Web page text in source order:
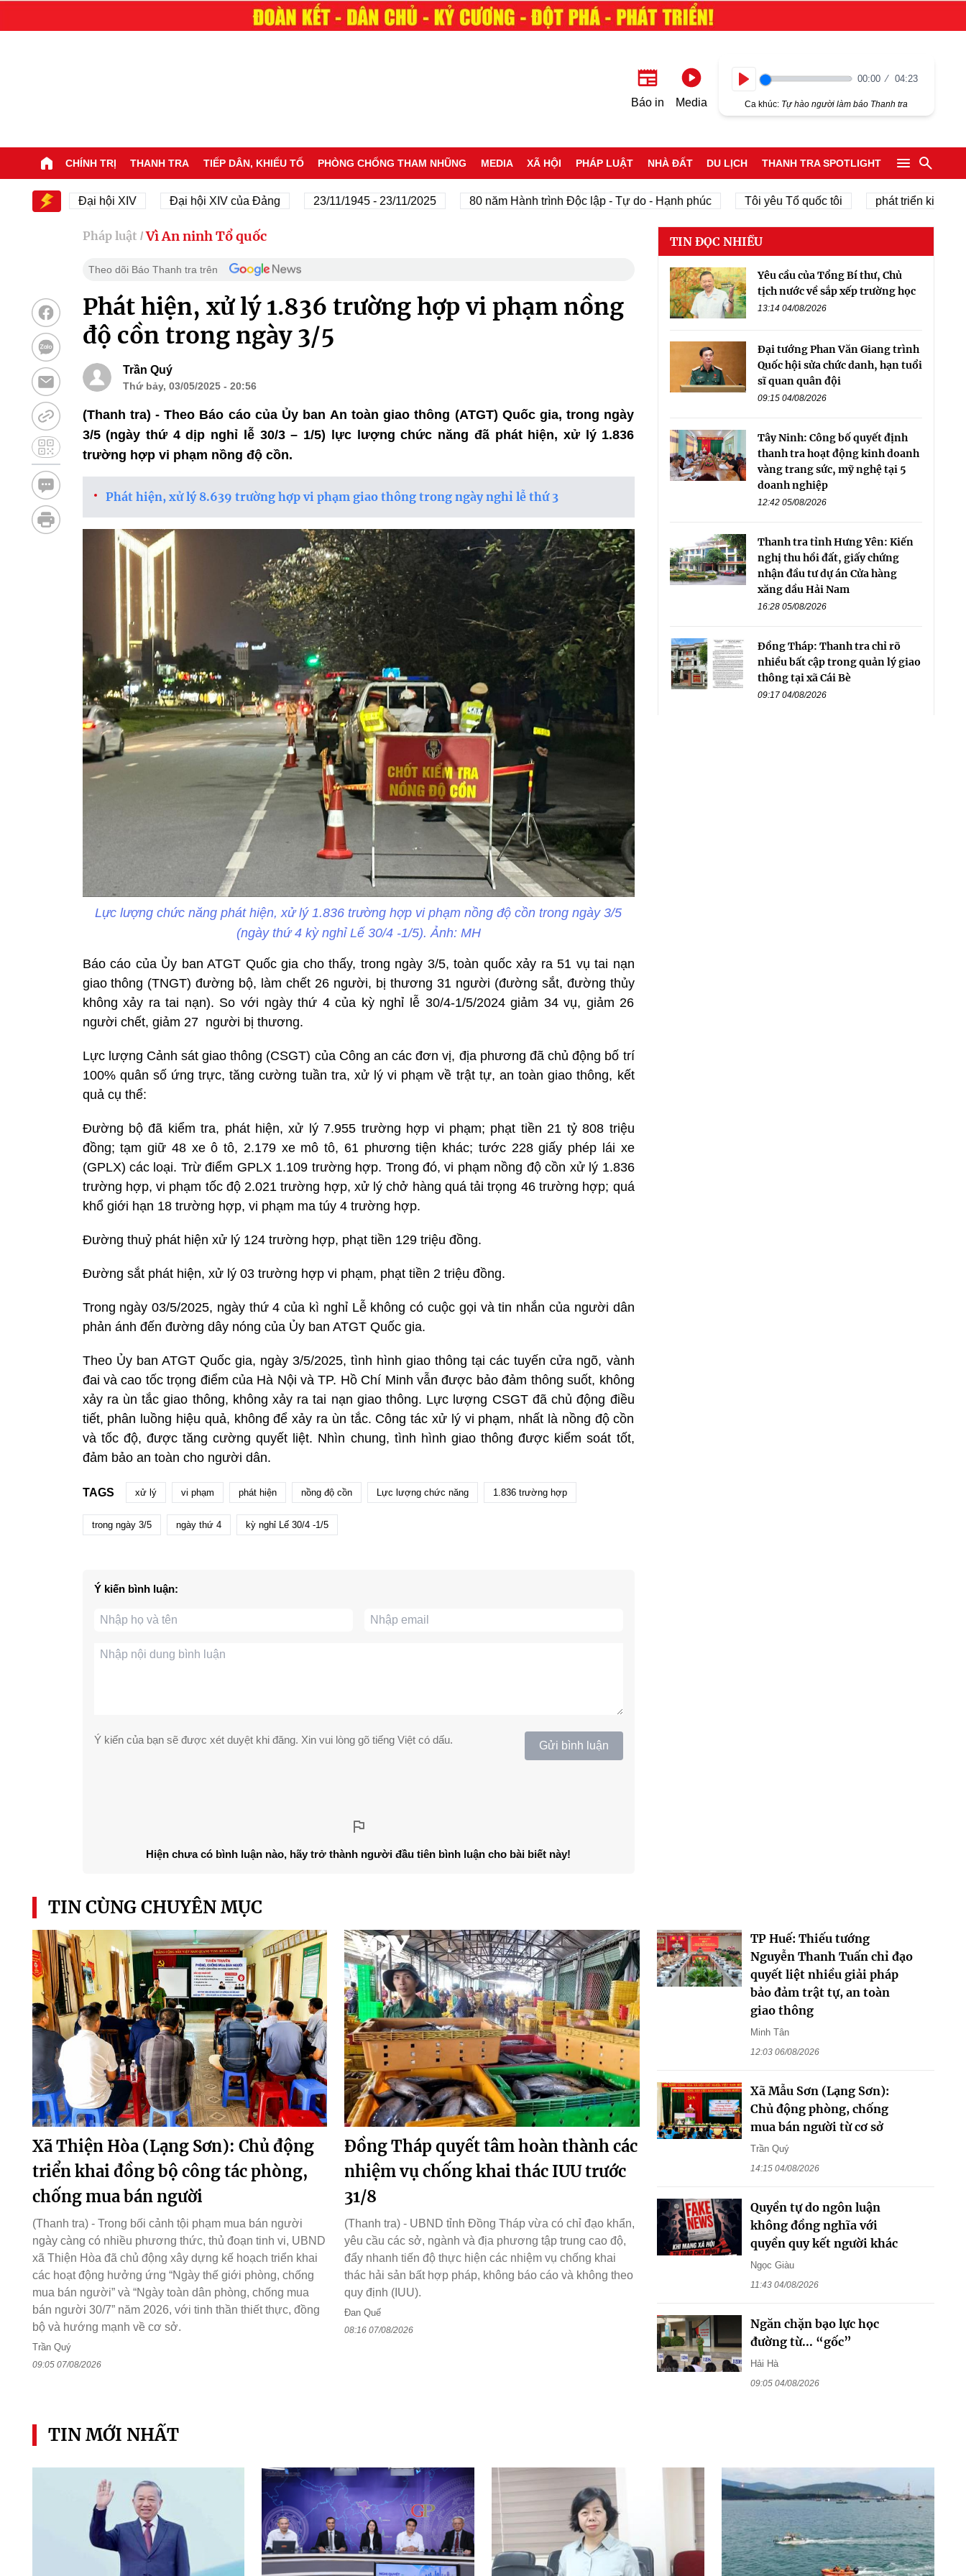
Báo in Media
00:00 04:23
Ca khúc: Tự hào người làm báo Thanh tra
CHÍNH TRỊ THANH TRA TIẾP DÂN, KHIẾU TỐ PHÒNG CHỐNG THAM NHŨNG MEDIA XÃ HỘI PHÁP LUẬT NHÀ ĐẤT DU LỊCH THANH TRA SPOTLIGHT
Đại hội XIV Đại hội XIV của Đảng 23/11/1945 - 23/11/2025 80 năm Hành trình Độc lập - Tự do - Hạnh phúc Tôi yêu Tổ quốc tôi phát triển kinh tế tư
Pháp luật / Vì An ninh Tổ quốc
Theo dõi Báo Thanh tra trên
Phát hiện, xử lý 1.836 trường hợp vi phạm nồng
độ cồn trong ngày 3/5
Trần Quý
Thứ bảy, 03/05/2025 - 20:56
(Thanh tra) - Theo Báo cáo của Ủy ban An toàn giao thông (ATGT) Quốc gia, trong ngày
3/5 (ngày thứ 4 dịp nghỉ lễ 30/3 – 1/5) lực lượng chức năng đã phát hiện, xử lý 1.836
trường hợp vi phạm nồng độ cồn.
Phát hiện, xử lý 8.639 trường hợp vi phạm giao thông trong ngày nghỉ lễ thứ 3
Lực lượng chức năng phát hiện, xử lý 1.836 trường hợp vi phạm nồng độ cồn trong ngày 3/5
(ngày thứ 4 kỳ nghỉ Lế 30/4 -1/5). Ảnh: MH
Báo cáo của Ủy ban ATGT Quốc gia cho thấy, trong ngày 3/5, toàn quốc xảy ra 51 vụ tai nạn
giao thông (TNGT) đường bộ, làm chết 26 người, bị thương 31 người (đường sắt, đường thủy
không xảy ra tai nạn). So với ngày thứ 4 của kỳ nghỉ lễ 30/4-1/5/2024 giảm 34 vụ, giảm 26
người chết, giảm 27 người bị thương.
Lực lượng Cảnh sát giao thông (CSGT) của Công an các đơn vị, địa phương đã chủ động bố trí
100% quân số ứng trực, tăng cường tuần tra, xử lý vi phạm về trật tự, an toàn giao thông, kết
quả cụ thể:
Đường bộ đã kiểm tra, phát hiện, xử lý 7.955 trường hợp vi phạm; phạt tiền 21 tỷ 808 triệu
đồng; tạm giữ 48 xe ô tô, 2.179 xe mô tô, 61 phương tiện khác; tước 228 giấy phép lái xe
(GPLX) các loại. Trừ điểm GPLX 1.109 trường hợp. Trong đó, vi phạm nồng độ cồn xử lý 1.836
trường hợp, vi phạm tốc độ 2.021 trường hợp, xử lý chở hàng quá tải trọng 46 trường hợp; quá
khổ giới hạn 18 trường hợp, vi phạm ma túy 4 trường hợp.
Đường thuỷ phát hiện xử lý 124 trường hợp, phạt tiền 129 triệu đồng.
Đường sắt phát hiện, xử lý 03 trường hợp vi phạm, phạt tiền 2 triệu đồng.
Trong ngày 03/5/2025, ngày thứ 4 của kì nghỉ Lễ không có cuộc gọi và tin nhắn của người dân
phản ánh đến đường dây nóng của Ủy ban ATGT Quốc gia.
Theo Ủy ban ATGT Quốc gia, ngày 3/5/2025, tình hình giao thông tại các tuyến cửa ngõ, vành
đai và cao tốc trọng điểm của Hà Nội và TP. Hồ Chí Minh vẫn được bảo đảm thông suốt, không
xảy ra ùn tắc giao thông, không xảy ra tai nạn giao thông. Lực lượng CSGT đã chủ động điều
tiết, phân luồng hiệu quả, không để xảy ra ùn tắc. Công tác xử lý vi phạm, nhất là nồng độ cồn
và tốc độ, được tăng cường quyết liệt. Nhìn chung, tình hình giao thông được kiểm soát tốt,
đảm bảo an toàn cho người dân.
TAGS xử lý vi phạm phát hiện nồng độ cồn Lực lượng chức năng 1.836 trường hợp
trong ngày 3/5 ngày thứ 4 kỳ nghỉ Lế 30/4 -1/5
Ý kiến bình luận:
Ý kiến của bạn sẽ được xét duyệt khi đăng. Xin vui lòng gõ tiếng Việt có dấu. Gửi bình luận
Hiện chưa có bình luận nào, hãy trở thành người đầu tiên bình luận cho bài biết này!
TIN ĐỌC NHIỀU
Yêu cầu của Tổng Bí thư, Chủ
tịch nước về sắp xếp trường học
13:14 04/08/2026
Đại tướng Phan Văn Giang trình
Quốc hội sửa chức danh, hạn tuổi
sĩ quan quân đội
09:15 04/08/2026
Tây Ninh: Công bố quyết định
thanh tra hoạt động kinh doanh
vàng trang sức, mỹ nghệ tại 5
doanh nghiệp
12:42 05/08/2026
Thanh tra tỉnh Hưng Yên: Kiến
nghị thu hồi đất, giấy chứng
nhận đầu tư dự án Cửa hàng
xăng dầu Hải Nam
16:28 05/08/2026
Đồng Tháp: Thanh tra chỉ rõ
nhiều bất cập trong quản lý giao
thông tại xã Cái Bè
09:17 04/08/2026
TIN CÙNG CHUYÊN MỤC
Xã Thiện Hòa (Lạng Sơn): Chủ động
triển khai đồng bộ công tác phòng,
chống mua bán người
(Thanh tra) - Trong bối cảnh tội phạm mua bán người
ngày càng có nhiều phương thức, thủ đoạn tinh vi, UBND
xã Thiện Hòa đã chủ động xây dựng kế hoạch triển khai
các hoạt động hưởng ứng “Ngày thế giới phòng, chống
mua bán người” và “Ngày toàn dân phòng, chống mua
bán người 30/7” năm 2026, với tinh thần thiết thực, đồng
bộ và hướng mạnh về cơ sở.
Trần Quý
09:05 07/08/2026
Đồng Tháp quyết tâm hoàn thành các
nhiệm vụ chống khai thác IUU trước
31/8
(Thanh tra) - UBND tỉnh Đồng Tháp vừa có chỉ đạo khẩn,
yêu cầu các sở, ngành và địa phương tập trung cao độ,
đẩy nhanh tiến độ thực hiện các nhiệm vụ chống khai
thác hải sản bất hợp pháp, không báo cáo và không theo
quy định (IUU).
Đan Quế
08:16 07/08/2026
TP Huế: Thiếu tướng
Nguyễn Thanh Tuấn chỉ đạo
quyết liệt nhiều giải pháp
bảo đảm trật tự, an toàn
giao thông
Minh Tân
12:03 06/08/2026
Xã Mẫu Sơn (Lạng Sơn):
Chủ động phòng, chống
mua bán người từ cơ sở
Trần Quý
14:15 04/08/2026
Quyền tự do ngôn luận
không đồng nghĩa với
quyền quy kết người khác
Ngọc Giàu
11:43 04/08/2026
Ngăn chặn bạo lực học
đường từ... “gốc”
Hải Hà
09:05 04/08/2026
TIN MỚI NHẤT